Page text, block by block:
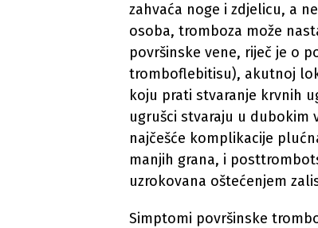
zahvaća noge i zdjelicu, a
osoba, tromboza može
površinske vene, riječ je o
tromboflebitisu), akutnoj
koju prati stvaranje krvnih
ugrušci stvaraju u dubokim
najčešće komplikacije
manjih grana, i
uzrokovana oštećenjem
Simptomi površinske